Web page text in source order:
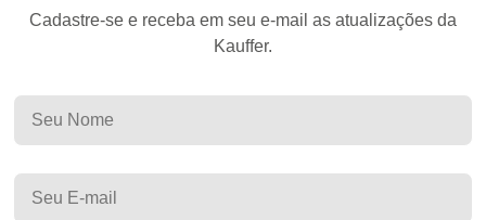
Cadastre-se e receba em seu e-mail as atualizações da
Kauffer.